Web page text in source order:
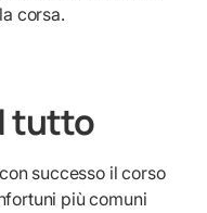
corsa.
tutto
successo il corso
più comuni